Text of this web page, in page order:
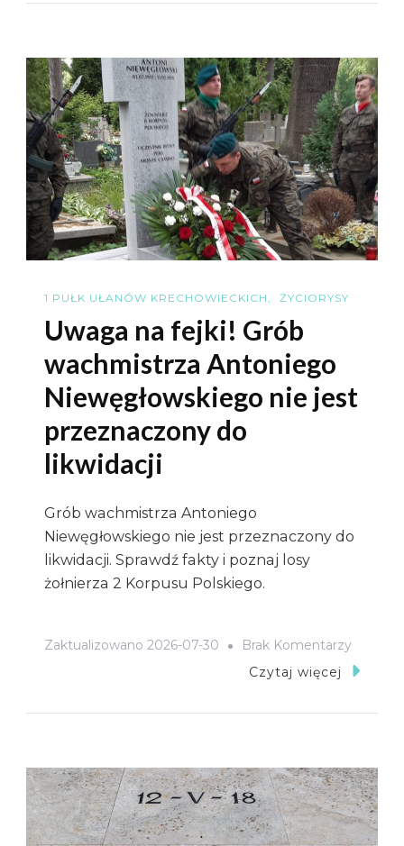
Jego
Mulnicy
1 PUŁK UŁANÓW KRECHOWIECKICH ŻYCIORYSY
Uwaga na fejki! Grób
wachmistrza Antoniego
Niewęgłowskiego nie jest
przeznaczony do
likwidacji
Grób wachmistrza Antoniego
Niewęgłowskiego nie jest przeznaczony do
likwidacji. Sprawdź fakty i poznaj losy
żołnierza 2 Korpusu Polskiego.
Zaktualizowano 2026-07-30 Brak KomentarzyDo
Uwaga
Czytaj więcej